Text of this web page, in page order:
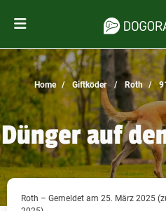
Home Giftköder Roth
Dünger auf
Roth – Gemeldet am 25. März 2025